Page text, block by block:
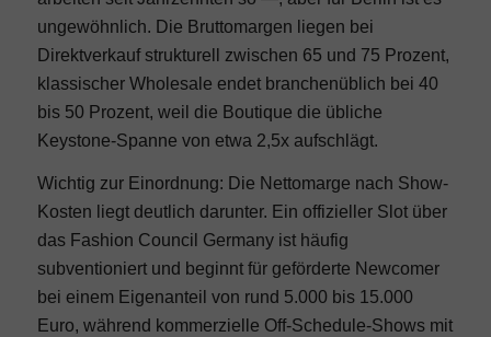
ungewöhnlich. Die Bruttomargen liegen bei
Direktverkauf strukturell zwischen 65 und 75 Prozent,
klassischer Wholesale endet branchenüblich bei 40
bis 50 Prozent, weil die Boutique die übliche
Keystone-Spanne von etwa 2,5x aufschlägt.
Wichtig zur Einordnung: Die Nettomarge nach Show-
Kosten liegt deutlich darunter. Ein offizieller Slot über
das Fashion Council Germany ist häufig
subventioniert und beginnt für geförderte Newcomer
bei einem Eigenanteil von rund 5.000 bis 15.000
Euro, während kommerzielle Off-Schedule-Shows mit